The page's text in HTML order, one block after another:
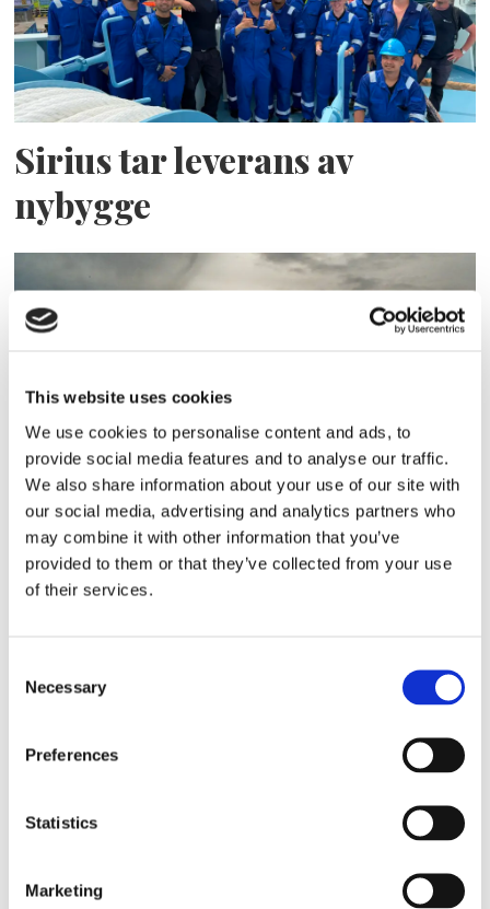
This website uses cookies
We use cookies to personalise content and ads, to
provide social media features and to analyse our traffic.
We also share information about your use of our site with
our social media, advertising and analytics partners who
may combine it with other information that you’ve
provided to them or that they’ve collected from your use
of their services.
Selection
Necessary
Preferences
Statistics
Marketing
Sirius tar leverans av
nybygge
Lars ”Lasse” Fransén
autonoma färjor